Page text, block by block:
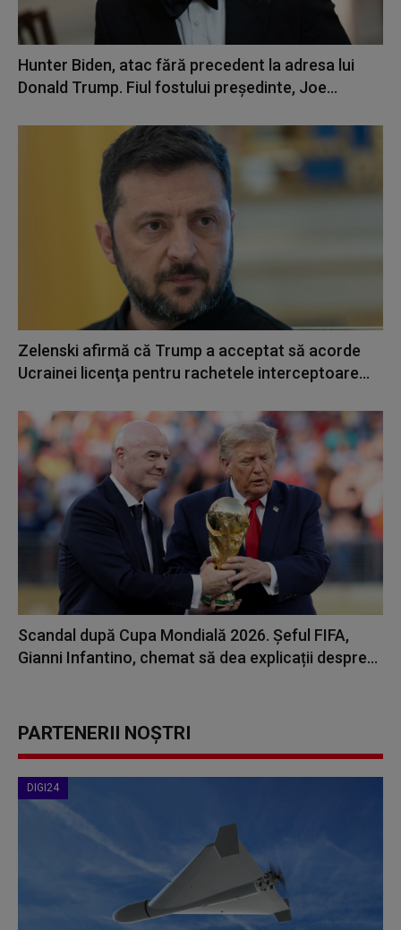
Hunter Biden, atac fără precedent la adresa lui
Donald Trump. Fiul fostului președinte, Joe...
Zelenski afirmă că Trump a acceptat să acorde
Ucrainei licenţa pentru rachetele interceptoare...
Scandal după Cupa Mondială 2026. Șeful FIFA,
Gianni Infantino, chemat să dea explicații despre...
PARTENERII NOȘTRI
DIGI24